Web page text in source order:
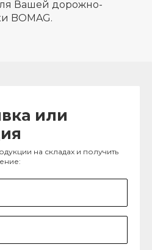
Вашей дорожно-
BOMAG.
или
на складах и получить